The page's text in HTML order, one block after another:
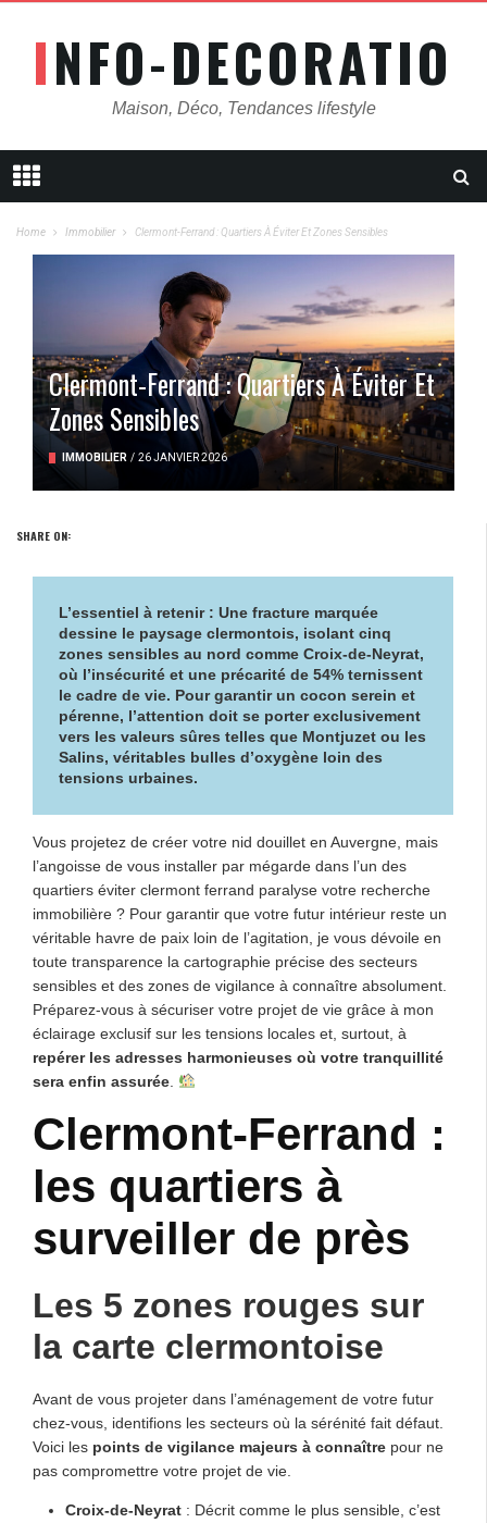
INFO-DECORATION
Maison, Déco, Tendances lifestyle
Home Immobilier Clermont-Ferrand : Quartiers À Éviter Et Zones Sensibles
Clermont-Ferrand : Quartiers À Éviter Et
Zones Sensibles
IMMOBILIER / 26 JANVIER 2026
SHARE ON:
L’essentiel à retenir : Une fracture marquée
dessine le paysage clermontois, isolant cinq
zones sensibles au nord comme Croix-de-Neyrat,
où l’insécurité et une précarité de 54% ternissent
le cadre de vie. Pour garantir un cocon serein et
pérenne, l’attention doit se porter exclusivement
vers les valeurs sûres telles que Montjuzet ou les
Salins, véritables bulles d’oxygène loin des
tensions urbaines.
Vous projetez de créer votre nid douillet en Auvergne, mais
l’angoisse de vous installer par mégarde dans l’un des
quartiers éviter clermont ferrand paralyse votre recherche
immobilière ? Pour garantir que votre futur intérieur reste un
véritable havre de paix loin de l’agitation, je vous dévoile en
toute transparence la cartographie précise des secteurs
sensibles et des zones de vigilance à connaître absolument.
Préparez-vous à sécuriser votre projet de vie grâce à mon
éclairage exclusif sur les tensions locales et, surtout, à
repérer les adresses harmonieuses où votre tranquillité
sera enfin assurée
Clermont-Ferrand :
les quartiers à
surveiller de près
Les 5 zones rouges sur
la carte clermontoise
Avant de vous projeter dans l’aménagement de votre futur
chez-vous, identifions les secteurs où la sérénité fait défaut.
Voici les points de vigilance majeurs à connaître pour ne
pas compromettre votre projet de vie.
Croix-de-Neyrat : Décrit comme le plus sensible, c’est